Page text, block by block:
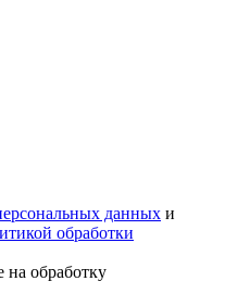
данных и
обработки
на обработку